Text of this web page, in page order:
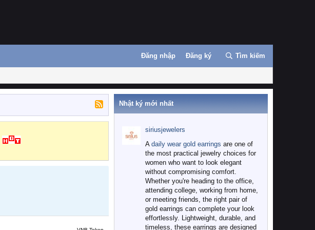
Đăng nhập Đăng ký Tìm kiếm
Nhật ký mới nhất
siriusjewelers
A daily wear gold earrings are one of
the most practical jewelry choices for
women who want to look elegant
without compromising comfort.
Whether you're heading to the office,
attending college, working from home,
or meeting friends, the right pair of
gold earrings can complete your look
effortlessly. Lightweight, durable, and
timeless, these earrings are designed